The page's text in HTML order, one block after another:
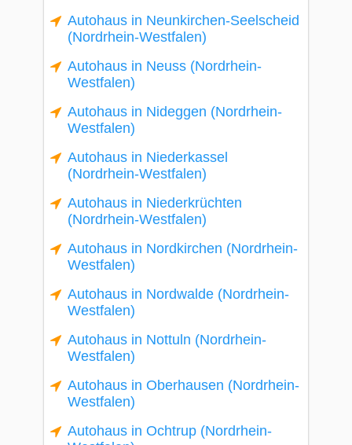
Autohaus in Neunkirchen-Seelscheid
(Nordrhein-Westfalen)
Autohaus in Neuss (Nordrhein-
Westfalen)
Autohaus in Nideggen (Nordrhein-
Westfalen)
Autohaus in Niederkassel
(Nordrhein-Westfalen)
Autohaus in Niederkrüchten
(Nordrhein-Westfalen)
Autohaus in Nordkirchen (Nordrhein-
Westfalen)
Autohaus in Nordwalde (Nordrhein-
Westfalen)
Autohaus in Nottuln (Nordrhein-
Westfalen)
Autohaus in Oberhausen (Nordrhein-
Westfalen)
Autohaus in Ochtrup (Nordrhein-